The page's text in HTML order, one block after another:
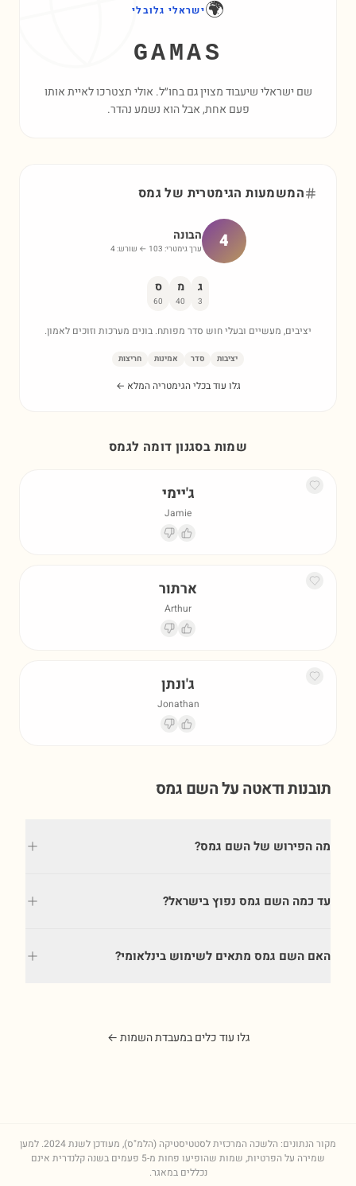
🌍ישראלי גלובלי
GAMAS
שם ישראלי שיעבוד מצוין גם בחו״ל. אולי תצטרכו לאיית אותו
פעם אחת, אבל הוא נשמע נהדר.
המשמעות הגימטרית שלגמס
4 הבונה
ערך גימטרי: 103 ← שורש: 4
ג
3
מ
40
ס
60
יציבים, מעשיים ובעלי חוש סדר מפותח. בונים מערכות וזוכים לאמון.
יציבות סדר אמינות חריצות
גלו עוד בכלי הגימטריה המלא ←
שמות בסגנון דומה לגמס
ג'יימי
Jamie
ארתור
Arthur
ג'ונתן
Jonathan
תובנות ודאטה על השם גמס
מה הפירוש של השם גמס?
עד כמה השם גמס נפוץ בישראל?
האם השם גמס מתאים לשימוש בינלאומי?
גלו עוד כלים במעבדת השמות ←
מקור הנתונים: הלשכה המרכזית לסטטיסטיקה (הלמ"ס), מעודכן לשנת2024. למען
שמירה על הפרטיות, שמות שהופיעו פחות מ-5 פעמים בשנה קלנדרית אינם
נכללים במאגר.